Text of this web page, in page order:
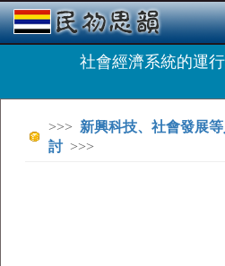
社會經濟系統的運
>>> 新興科技、社會發展
討>>>